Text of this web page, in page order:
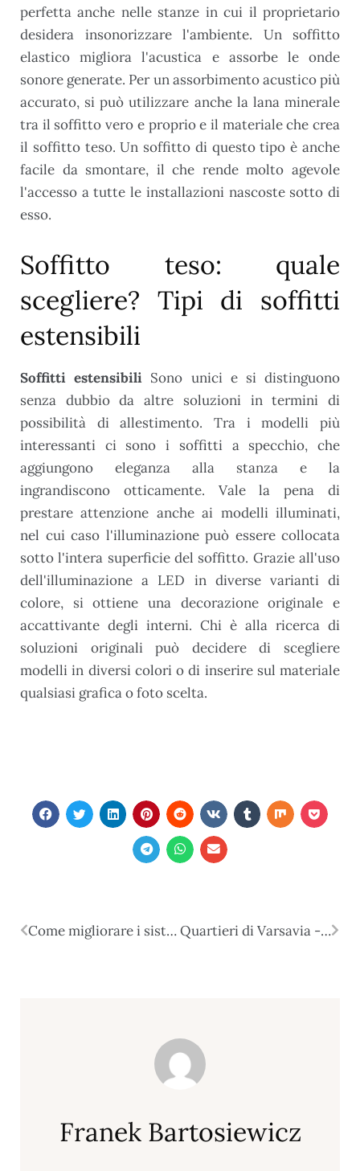
perfetta anche nelle stanze in cui il proprietario
desidera insonorizzare l'ambiente. Un soffitto
elastico migliora l'acustica e assorbe le onde
sonore generate. Per un assorbimento acustico più
accurato, si può utilizzare anche la lana minerale
tra il soffitto vero e proprio e il materiale che crea
il soffitto teso. Un soffitto di questo tipo è anche
facile da smontare, il che rende molto agevole
l'accesso a tutte le installazioni nascoste sotto di
esso.
Soffitto teso: quale
scegliere? Tipi di soffitti
estensibili
Soffitti estensibili Sono unici e si distinguono
senza dubbio da altre soluzioni in termini di
possibilità di allestimento. Tra i modelli più
interessanti ci sono i soffitti a specchio, che
aggiungono eleganza alla stanza e la
ingrandiscono otticamente. Vale la pena di
prestare attenzione anche ai modelli illuminati,
nel cui caso l'illuminazione può essere collocata
sotto l'intera superficie del soffitto. Grazie all'uso
dell'illuminazione a LED in diverse varianti di
colore, si ottiene una decorazione originale e
accattivante degli interni. Chi è alla ricerca di
soluzioni originali può decidere di scegliere
modelli in diversi colori o di inserire sul materiale
qualsiasi grafica o foto scelta.
Come migliorare i sistemi di amministrazione tradizionali Quartieri di Varsavia - un viaggio nella capitale, cosa visitare?
Franek Bartosiewicz